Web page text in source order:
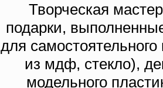
Творческая
подарки,
для
из мдф, стекло),
модельного